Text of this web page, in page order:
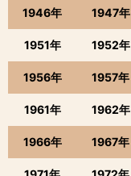
1946年 1947年
1951年 1952年
1956年 1957年
1961年 1962年
1966年 1967年